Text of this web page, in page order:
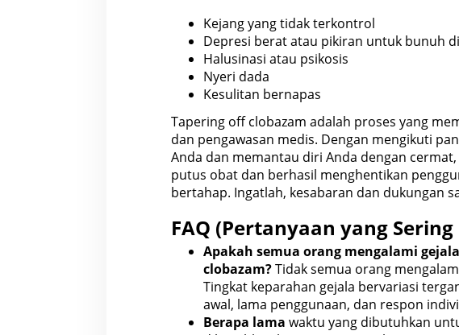
Kejang yang tidak terkontrol
Depresi berat atau pikiran untuk bunuh
Halusinasi atau psikosis
Nyeri dada
Kesulitan bernapas
Tapering off clobazam adalah proses yang
dan pengawasan medis. Dengan mengikuti
Anda dan memantau diri Anda dengan
putus obat dan berhasil menghentikan
bertahap. Ingatlah, kesabaran dan dukungan
FAQ (Pertanyaan yang
Apakah semua orang mengalami
clobazam?Tidak semua orang
Tingkat keparahan gejala bervariasi
awal, lama penggunaan, dan respon
Berapa lama waktu yang dibutuhkan